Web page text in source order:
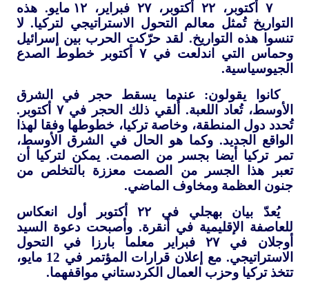
٧ أكتوبر، ٢٢ أكتوبر، ٢٧ فبراير، ١٢ مايو. هذه
التواريخ تُمثل معالم التحول الاستراتيجي لتركيا. لا
تنسوا هذه التواريخ. لقد حرّكت الحرب بين إسرائيل
وحماس التي اندلعت في ٧ أكتوبر خطوط الصدع
الجيوسياسية.
كانوا يقولون: عندما يسقط حجر في الشرق
الأوسط، تُعاد اللعبة. أُلقي ذلك الحجر في ٧ أكتوبر.
تُحدد دول المنطقة، وخاصة تركيا، خطوطها وفقا لهذا
الواقع الجديد. وكما هو الحال في الشرق الأوسط،
تمر تركيا أيضا بجسر من الصمت. يمكن لتركيا أن
تعبر هذا الجسر من الصمت معززة بالتخلص من
جنون العظمة ومخاوف الماضي.
يُعدّ بيان بهجلي في ٢٢ أكتوبر أول انعكاس
للعاصفة الإقليمية في أنقرة. وأصبحت دعوة السيد
أوجلان في ٢٧ فبراير معلما بارزا في التحول
الاستراتيجي. مع إعلان قرارات المؤتمر في 12 مايو،
تتخذ تركيا وحزب العمال الكردستاني مواقفهما.